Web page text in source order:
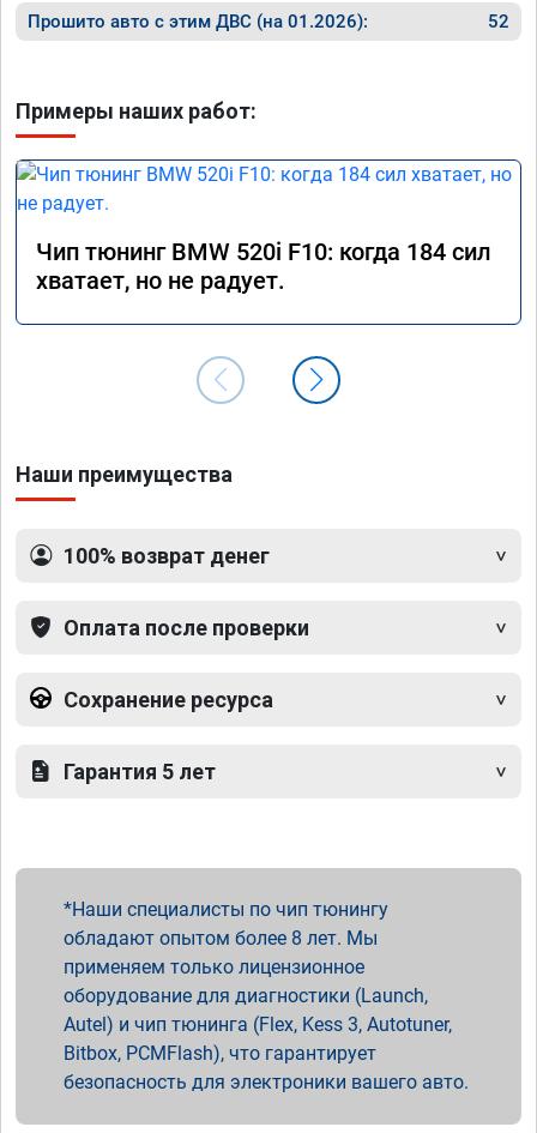
Прошито авто с этим ДВС (на 01.2026): 52
Примеры наших работ:
Чип тюнинг BMW 520i F10: когда 184 сил
хватает, но не радует.
Наши преимущества
100% возврат денег
Оплата после проверки
Сохранение ресурса
Гарантия 5 лет
Наши специалисты по чип тюнингу
обладают опытом более 8 лет. Мы
применяем только лицензионное
оборудование для диагностики (Launch,
Autel) и чип тюнинга (Flex, Kess 3, Autotuner,
Bitbox, PCMFlash), что гарантирует
безопасность для электроники вашего авто.